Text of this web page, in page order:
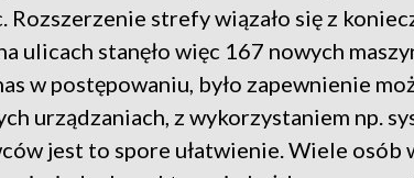
Rozszerzenie strefy wiązało się z
ulicach stanęło więc 167 nowych
w postępowaniu, było zapewnienie
urządzaniach, z wykorzystaniem np.
jest to spore ułatwienie. Wiele osób